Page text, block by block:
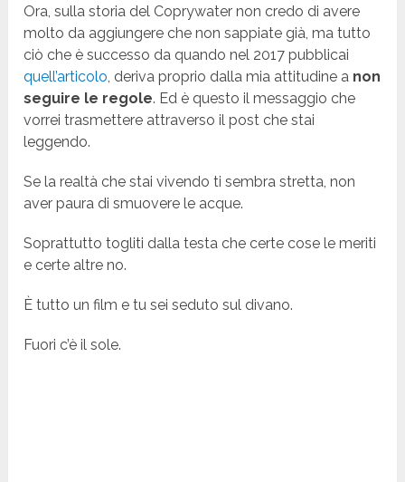
Ora, sulla storia del Coprywater non credo di avere
molto da aggiungere che non sappiate già, ma tutto
ciò che è successo da quando nel 2017 pubblicai
quell’articolo, deriva proprio dalla mia attitudine a non
seguire le regole. Ed è questo il messaggio che
vorrei trasmettere attraverso il post che stai
leggendo.
Se la realtà che stai vivendo ti sembra stretta, non
aver paura di smuovere le acque.
Soprattutto togliti dalla testa che certe cose le meriti
e certe altre no.
È tutto un film e tu sei seduto sul divano.
Fuori c’è il sole.